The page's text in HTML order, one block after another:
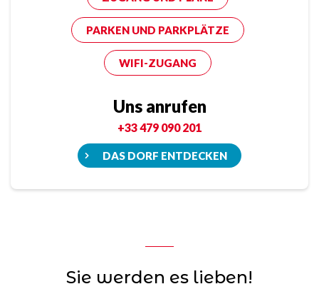
PARKEN UND PARKPLÄTZE
WIFI-ZUGANG
Uns anrufen
+33 479 090 201
DAS DORF ENTDECKEN
Sie werden es lieben!